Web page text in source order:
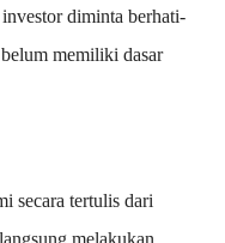
diminta berhati-
memiliki dasar
secara tertulis dari
melakukan